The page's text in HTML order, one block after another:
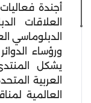
أجندة
العلاقات
الدبلوماسي
ورؤساء
يشكل
العربية
العالمية